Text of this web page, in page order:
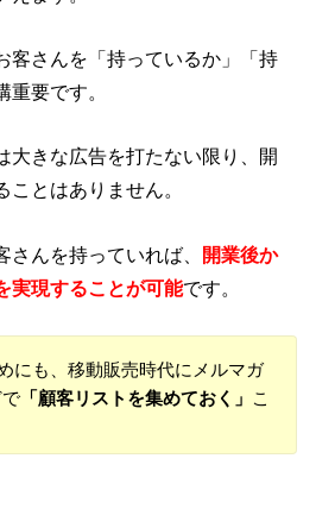
客さんを「持っているか」「持
重要です。
大きな広告を打たない限り、開
とはありません。
さんを持っていれば、 開業後か
実現することが可能です。
にも、移動販売時代にメルマガ
「顧客リストを集めておく」 こ